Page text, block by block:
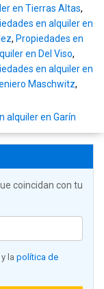
en Tierras Altas,
en alquiler en
, Propiedades en
en Del Viso,
en alquiler en
Maschwitz,
alquiler en Garín
coincidan con tu
y la política de